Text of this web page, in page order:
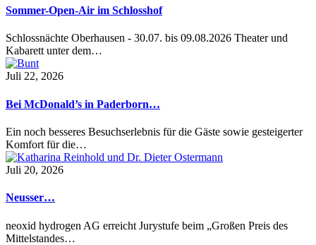
Sommer-Open-Air im Schlosshof
Schlossnächte Oberhausen - 30.07. bis 09.08.2026 Theater und
Kabarett unter dem…
Juli 22, 2026
Bei McDonald’s in Paderborn…
Ein noch besseres Besuchserlebnis für die Gäste sowie gesteigerter
Komfort für die…
Juli 20, 2026
Neusser…
neoxid hydrogen AG erreicht Jurystufe beim „Großen Preis des
Mittelstandes…